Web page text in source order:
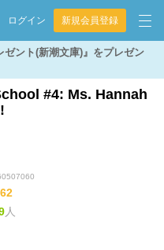
ログイン 新規会員登録
ント(新潮文庫)』をプレゼン
#4: Ms. Hannah
人